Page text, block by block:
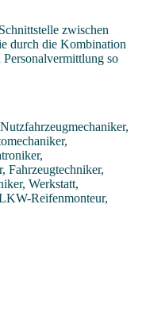
zwischen
durch die Kombination
so
Fahrzeugtechniker,
Werkstatt,
Reifenmonteur,